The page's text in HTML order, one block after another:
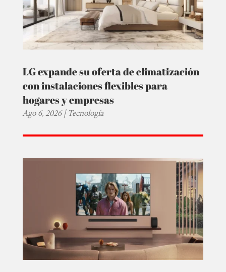
LG expande su oferta de climatización
con instalaciones flexibles para
hogares y empresas
Ago 6, 2026|Tecnología